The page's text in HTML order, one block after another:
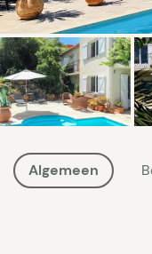
Algemeen